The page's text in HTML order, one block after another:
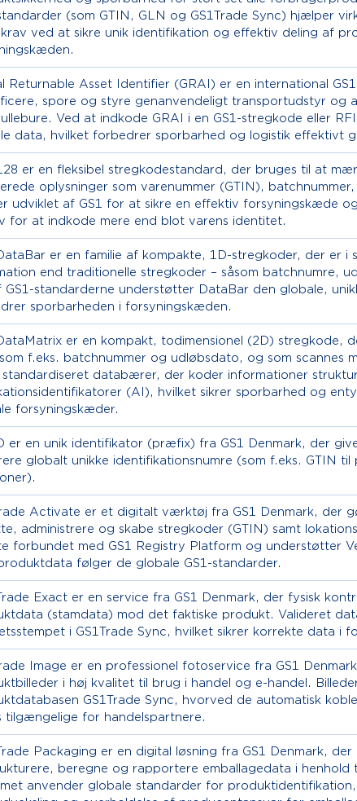
(som GTIN, GLN og GS1Trade Sync) hjælper
krav ved at sikre unik identifikation og effektiv deling af
Returnable Asset Identifier (GRAI) er en international
spore og styre genanvendeligt transportudstyr og
Ved at indkode GRAI i en GS1-stregkode eller
data, hvilket forbedrer sporbarhed og logistik effektivt
er en fleksibel stregkodestandard, der bruges til at
oplysninger som varenummer (GTIN),
udviklet af GS1 for at sikre en effektiv forsyningskæde
for at indkode mere end blot varens identitet.
er en familie af kompakte, 1D-stregkoder, der er i
end traditionelle stregkoder – såsom batchnumre,
GS1-standarderne understøtter DataBar den globale,
sporbarheden i forsyningskæden.
er en kompakt, todimensionel (2D) stregkode,
f.eks. batchnummer og udløbsdato, og som scannes
standardiseret databærer, der koder informationer
(AI), hvilket sikrer sporbarhed og
forsyningskæder.
er en unik identifikator (præfix) fra GS1 Denmark, der
globalt unikke identifikationsnumre (som f.eks. GTIN til
Activate er et digitalt værktøj fra GS1 Denmark, der
administrere og skabe stregkoder (GTIN) samt
forbundet med GS1 Registry Platform og understøtter
følger de globale GS1-standarder.
Exact er en service fra GS1 Denmark, der fysisk
(stamdata) mod det faktiske produkt. Valideret
i GS1Trade Sync, hvilket sikrer korrekte data i
Image er en professionel fotoservice fra GS1
i høj kvalitet til brug i handel og e-handel.
GS1Trade Sync, hvorved de automatisk
tilgængelige for handelspartnere.
Packaging er en digital løsning fra GS1 Denmark,
beregne og rapportere emballagedata i henhold
anvender globale standarder for